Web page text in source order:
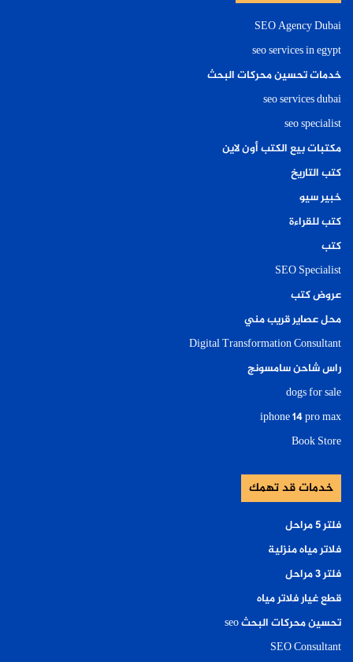
SEO Agency Dubai
seo services in egypt
خدمات تحسين محركات البحث
seo services dubai
seo specialist
مكتبات بيع الكتب أون لاين
كتب التاريخ
خبير سيو
كتب للقراءة
كتب
SEO Specialist
عروض كتب
محل عصاير قريب مني
Digital Transformation Consultant
راس شاحن سامسونج
dogs for sale
iphone 14 pro max
Book Store
خدمات قد تهمك
فلتر ٥ مراحل
فلاتر مياه منزلية
فلتر ٣ مراحل
قطع غيار فلاتر مياه
تحسين محركات البحث seo
SEO Consultant